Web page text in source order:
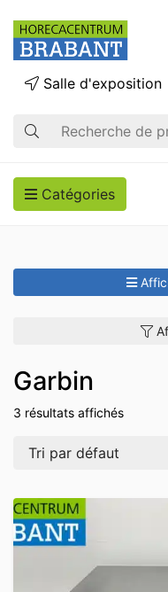
Recherche
Salle d'exposition
Catégories
Garbin
3 résultats affichés